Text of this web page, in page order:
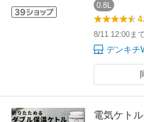
0.8L
8/11 12:00ま
デンキチ
電気ケト